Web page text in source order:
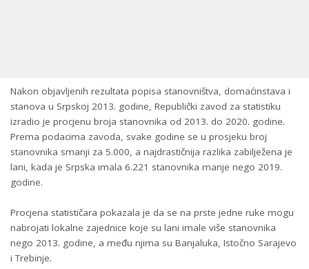
Nakon objavljenih rezultata popisa stanovništva, domaćinstava i
stanova u Srpskoj 2013. godine, Republički zavod za statistiku
izradio je procjenu broja stanovnika od 2013. do 2020. godine.
Prema podacima zavoda, svake godine se u prosjeku broj
stanovnika smanji za 5.000, a najdrastičnija razlika zabilježena je
lani, kada je Srpska imala 6.221 stanovnika manje nego 2019.
godine.
Procjena statističara pokazala je da se na prste jedne ruke mogu
nabrojati lokalne zajednice koje su lani imale više stanovnika
nego 2013. godine, a među njima su Banjaluka, Istočno Sarajevo
i Trebinje.